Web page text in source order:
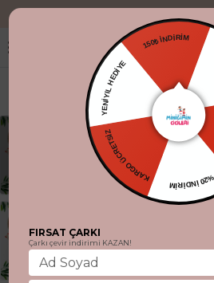
150₺ İNDİRİM
%20 İNDİRİM
KARGO ÜCRETSİZ
YENİYIL HEDİYE
FIRSAT ÇARKI
Çarkı çevir indirimi KAZAN!